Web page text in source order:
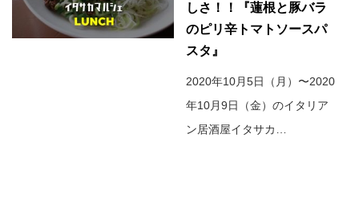
しさ！！『蓮根と豚バラ
のピリ辛トマトソースパ
スタ』
2020年10月5日（月）〜2020
年10月9日（金）のイタリア
ン居酒屋イタサカ…